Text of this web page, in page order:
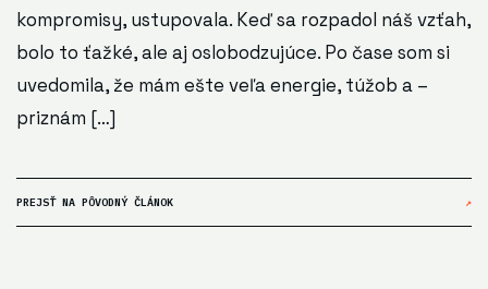
kompromisy, ustupovala. Keď sa rozpadol náš vzťah,
bolo to ťažké, ale aj oslobodzujúce. Po čase som si
uvedomila, že mám ešte veľa energie, túžob a –
priznám […]
PREJSŤ NA PÔVODNÝ ČLÁNOK ↗